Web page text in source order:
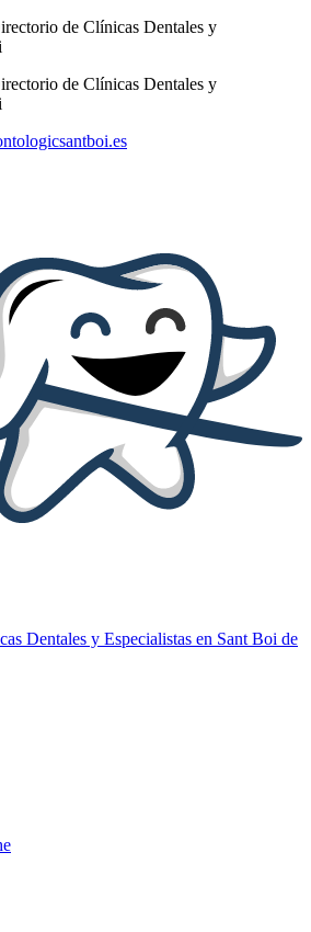
de Clínicas Dentales y
de Clínicas Dentales y
Dentales y Especialistas en Sant Boi de